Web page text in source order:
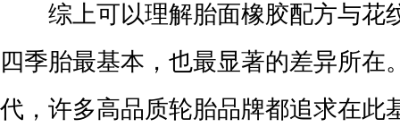
综上可以理解胎面橡胶配方与花
四季胎最基本，也最显著的差异所在
代，许多高品质轮胎品牌都追求在此